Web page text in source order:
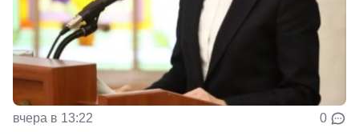
вчера в 13:22 0